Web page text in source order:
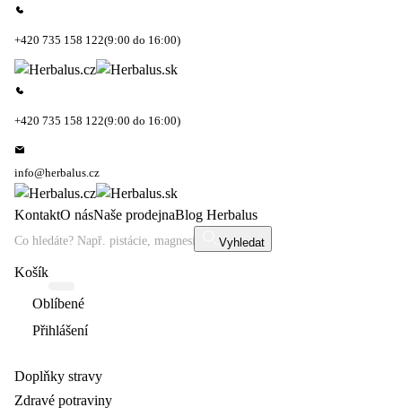
+420 735 158 122(9:00 do 16:00)
+420 735 158 122(9:00 do 16:00)
info@herbalus.cz
KontaktO násNaše prodejnaBlog Herbalus
Vyhledat
Košík
Oblíbené
Přihlášení
Doplňky stravy
Zdravé potraviny